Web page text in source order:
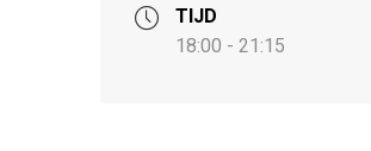
TIJD
18:00 - 21:15